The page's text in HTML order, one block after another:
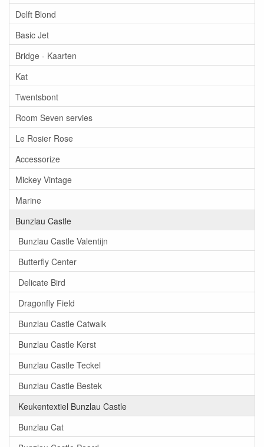
Delft Blond
Basic Jet
Bridge - Kaarten
Kat
Twentsbont
Room Seven servies
Le Rosier Rose
Accessorize
Mickey Vintage
Marine
Bunzlau Castle
Bunzlau Castle Valentijn
Butterfly Center
Delicate Bird
Dragonfly Field
Bunzlau Castle Catwalk
Bunzlau Castle Kerst
Bunzlau Castle Teckel
Bunzlau Castle Bestek
Keukentextiel Bunzlau Castle
Bunzlau Cat